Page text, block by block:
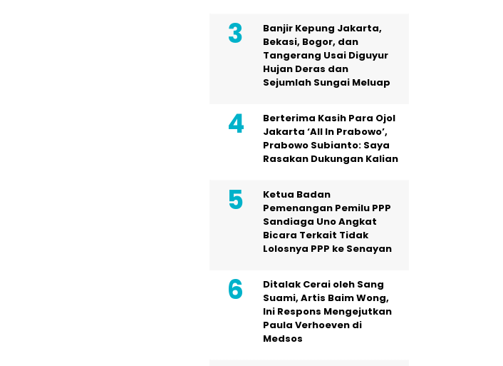
Banjir Kepung Jakarta,
Bekasi, Bogor, dan
Tangerang Usai Diguyur
Hujan Deras dan
Sejumlah Sungai Meluap
Berterima Kasih Para Ojol
Jakarta ‘All In Prabowo’,
Prabowo Subianto: Saya
Rasakan Dukungan Kalian
Ketua Badan
Pemenangan Pemilu PPP
Sandiaga Uno Angkat
Bicara Terkait Tidak
Lolosnya PPP ke Senayan
Ditalak Cerai oleh Sang
Suami, Artis Baim Wong,
Ini Respons Mengejutkan
Paula Verhoeven di
Medsos